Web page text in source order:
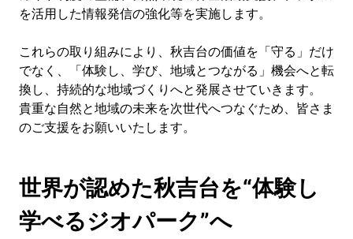
を活用した情報発信の強化等を実施します。
これらの取り組みにより、秋吉台の価値を「守る」だけ
でなく、「体験し、学び、地域とつながる」機会へと転
換し、持続的な地域づくりへと発展させていきます。
貴重な自然と地域の未来を次世代へつなぐため、皆さま
のご支援をお願いいたします。
世界が認めた秋吉台を“体験し
学べるジオパーク”へ